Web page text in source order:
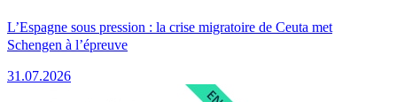
L’Espagne sous pression : la crise migratoire de Ceuta met
Schengen à l’épreuve
31.07.2026